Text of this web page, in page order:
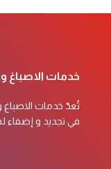
خدمات الاصباغ
تُعدّ خدمات
في تجديد و إضفاء